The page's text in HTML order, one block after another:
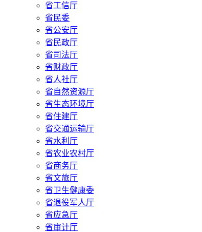
省工信厅
省民委
省公安厅
省民政厅
省司法厅
省财政厅
省人社厅
省自然资源厅
省生态环境厅
省住建厅
省交通运输厅
省水利厅
省农业农村厅
省商务厅
省文旅厅
省卫生健康委
省退役军人厅
省应急厅
省审计厅